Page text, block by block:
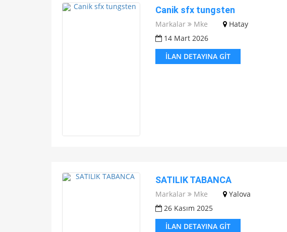
Canik sfx tungsten
Markalar Mke
Hatay
14 Mart 2026
İLAN DETAYINA GIT
SATILIK TABANCA
Markalar Mke
Yalova
26 Kasım 2025
İLAN DETAYINA GIT